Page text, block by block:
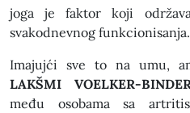
joga je faktor koji
svakodnevnog funkcionisanja.
Imajujći sve to na umu,
LAKŠMI VOELKER-
među osobama sa